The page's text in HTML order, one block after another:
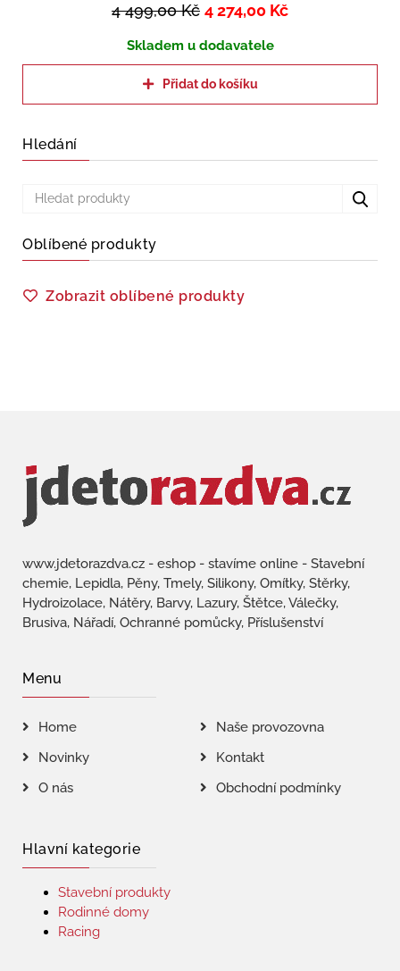
4 499,00Kč 4 274,00 Kč
Skladem u dodavatele
Přidat do košíku
Hledání
Oblíbené produkty
Zobrazit oblíbené produkty
www.jdetorazdva.cz - eshop - stavíme online - Stavební
chemie, Lepidla, Pěny, Tmely, Silikony, Omítky, Stěrky,
Hydroizolace, Nátěry, Barvy, Lazury, Štětce, Válečky,
Brusiva, Nářadí, Ochranné pomůcky, Příslušenství
Menu
Home
Naše provozovna
Novinky
Kontakt
O nás
Obchodní podmínky
Hlavní kategorie
Stavební produkty
Rodinné domy
Racing